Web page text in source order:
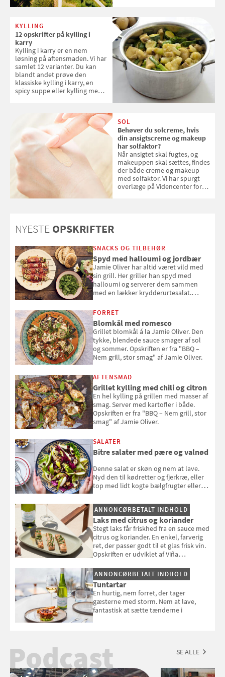
KYLLING
12 opskrifter på kylling i
karry
Kylling i karry er en nem
løsning på aftensmaden. Vi har
samlet 12 varianter. Du kan
blandt andet prøve den
klassiske kylling i karry, en
spicy suppe eller kylling med
SOL
Behøver du solcreme, hvis
din ansigtscreme og makeup
har solfaktor?
Når ansigtet skal fugtes, og
makeuppen skal sættes, findes
der både creme og makeup
med solfaktor. Vi har spurgt
overlæge på Videncenter for
NYESTE OPSKRIFTER
SNACKS OG TILBEHØR
Spyd med halloumi og jordbær
Jamie Oliver har altid været vild med
sin grill. Her griller han spyd med
halloumi og serverer dem sammen
med en lækker krydderurtesalat.
smag" af Jamie Oliver.
FORRET
Blomkål med romesco
Grillet blomkål á la Jamie Oliver. Den
tykke, blendede sauce smager af sol
og sommer. Opskriften er fra "BBQ –
Nem grill, stor smag" af Jamie Oliver.
AFTENSMAD
Grillet kylling med chili og citron
En hel kylling på grillen med masser af
smag. Server med kartofler i både.
Opskriften er fra "BBQ – Nem grill, stor
smag" af Jamie Oliver.
SALATER
Bitre salater med pære og valnød
Denne salat er skøn og nem at lave.
Nyd den til kødretter og fjerkræ, eller
top med lidt kogte bælgfrugter eller
selvstændigt måltid. Opskriften er fra
Louisa Lorangs kogebog "Salat".
ANNONCØRBETALT INDHOLD
Laks med citrus og koriander
Stegt laks får friskhed fra en sauce med
citrus og koriander. En enkel, farverig
ret, der passer godt til et glas frisk vin.
Opskriften er udviklet af Viña
ANNONCØRBETALT INDHOLD
Tuntartar
En hurtig, nem forret, der tager
gæsterne med storm. Nem at lave,
fantastisk at sætte tænderne i
Podcast SE ALLE